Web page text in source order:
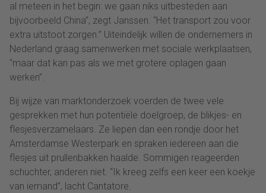
al meteen in het begin: we gaan niks uitbesteden aan
bijvoorbeeld China”, zegt Janssen. “Het transport zou voor
extra uitstoot zorgen.” Uiteindelijk willen de ondernemers in
Nederland graag samenwerken met sociale werkplaatsen,
“maar dat kan pas als we met grotere oplagen gaan
werken”.
Bij wijze van marktonderzoek voerden de twee vele
gesprekken met hun potentiële doelgroep, de blikjes- en
flesjesverzamelaars. Ze liepen dan een rondje door het
Amsterdamse Westerpark en spraken iedereen aan die
flesjes uit prullenbakken haalde. Sommigen reageerden
schuchter, anderen niet. “Ik kreeg zelfs een keer een koekje
van iemand”, lacht Cantatore.